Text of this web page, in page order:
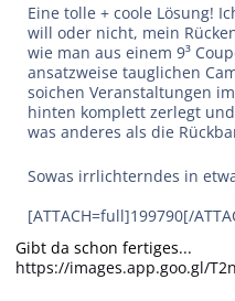
Eine tolle + coole Lösung!
will oder nicht, mein
wie man aus einem 9³
ansatzweise tauglichen
soichen Veranstaltungen
hinten komplett zerlegt
was anderes als die
Sowas irrlichterndes in
[ATTACH=full]199790[/
Gibt da schon fertiges...
https://images.app.goo.gl/